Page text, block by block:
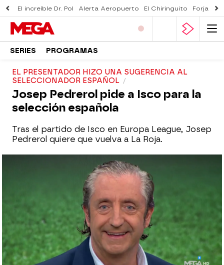
El increíble Dr. Pol Alerta Aeropuerto El Chiringuito Forjado
SERIES PROGRAMAS
EL PRESENTADOR HIZO UNA SUGERENCIA AL
SELECCIONADOR ESPAÑOL
Josep Pedrerol pide a Isco para la
selección española
Tras el partido de Isco en Europa League, Josep
Pedrerol quiere que vuelva a La Roja.
El Chiringuito
Publicado:06 de octubre de 2023, 00:43